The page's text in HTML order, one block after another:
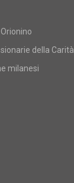
della Carità
milanesi